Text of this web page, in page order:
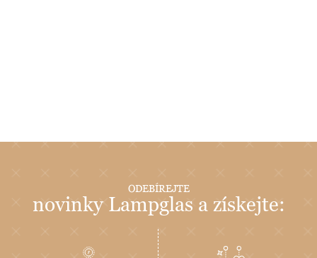
ODEBÍREJTE
novinky Lampglas a získejte: